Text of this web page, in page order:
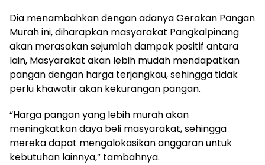
Dia menambahkan dengan adanya Gerakan Pangan
Murah ini, diharapkan masyarakat Pangkalpinang
akan merasakan sejumlah dampak positif antara
lain, Masyarakat akan lebih mudah mendapatkan
pangan dengan harga terjangkau, sehingga tidak
perlu khawatir akan kekurangan pangan.
“Harga pangan yang lebih murah akan
meningkatkan daya beli masyarakat, sehingga
mereka dapat mengalokasikan anggaran untuk
kebutuhan lainnya,” tambahnya.